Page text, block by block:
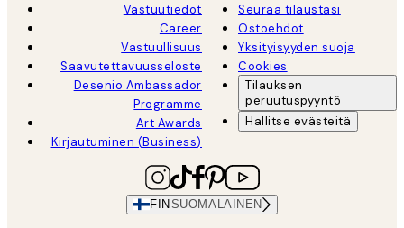
Vastuutiedot
Career
Vastuullisuus
Saavutettavuusseloste
Desenio Ambassador
Programme
Art Awards
Kirjautuminen (Business)
Seuraa tilaustasi
Ostoehdot
Yksityisyyden suoja
Cookies
Tilauksen
peruutuspyyntö
Hallitse evästeitä
FIN SUOMALAINEN